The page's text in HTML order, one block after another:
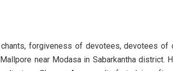
forgiveness of devotees, devotees of
near Modasa in Sabarkantha district.